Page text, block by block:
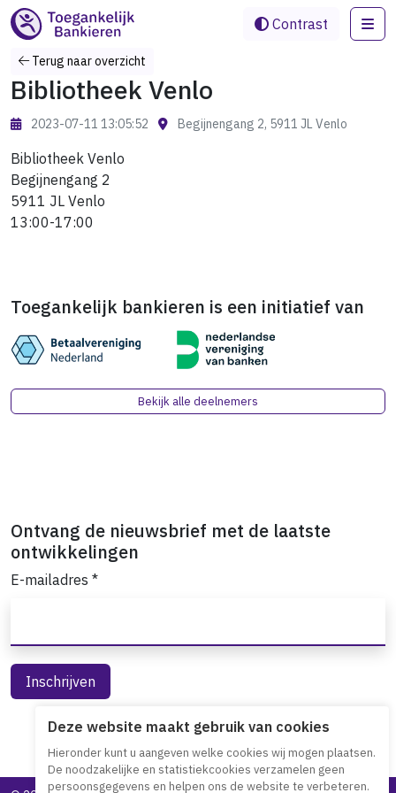
Contrast
Terug naar overzicht
Bibliotheek Venlo
2023-07-11 13:05:52 Begijnengang 2, 5911 JL Venlo
Bibliotheek Venlo
Begijnengang 2
5911 JL Venlo
13:00-17:00
Toegankelijk bankieren is een initiatief van
Bekijk alle deelnemers
Ontvang de nieuwsbrief met de laatste
ontwikkelingen
E-mailadres *
Deze website maakt gebruik van cookies
Hieronder kunt u aangeven welke cookies wij mogen plaatsen.
De noodzakelijke en statistiekcookies verzamelen geen
persoonsgegevens en helpen ons de website te verbeteren.